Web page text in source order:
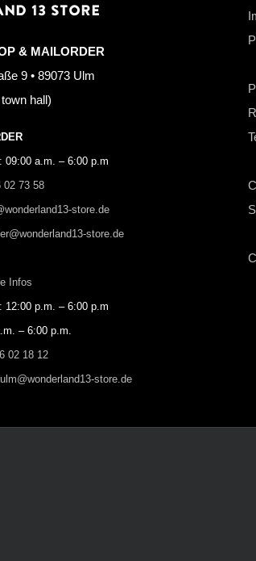
13 STORE
& MAILORDER
9 • 89073 Ulm
hall)
09:00 a.m. – 6:00 p.m
02 73 58
store.de
store.de
Infos
12:00 p.m. – 6:00 p.m
– 6:00 p.m.
02 18 12
ulm@wonderland13-store.de